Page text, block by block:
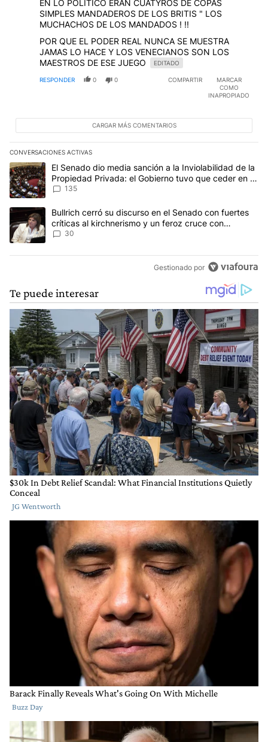
EN LO POLITICO ERAN CUATYROS DE COPAS
SIMPLES MANDADEROS DE LOS BRITIS " LOS
MUCHACHOS DE LOS MANDADOS ! !!
POR QUE EL PODER REAL NUNCA SE MUESTRA
JAMAS LO HACE Y LOS VENECIANOS SON LOS
MAESTROS DE ESE JUEGO
EDITADO
RESPONDER 0 0 COMPARTIR
MARCAR
COMO
INAPROPIADO
CARGAR MÁS COMENTARIOS
CONVERSACIONES ACTIVAS
Este listado muestra los artículos con más comentarios en los
Un artículo de tendencia con el título "El Senado dio media
El Senado dio media sanción a la Inviolabilidad de la
Propiedad Privada: el Gobierno tuvo que ceder en la
Ley del Manejo del Fuego
135
Un artículo de tendencia con el título "Bullrich cerró su discurso
Bullrich cerró su discurso en el Senado con fuertes
críticas al kirchnerismo y un feroz cruce con
Capitanich al que le gritó “¡cállate!”
30
Gestionado por